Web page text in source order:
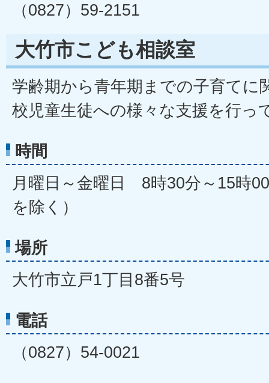
（0827）59-2151
大竹市こども相談室
学齢期から青年期までの子育てに
校児童生徒への様々な支援を行っ
時間
月曜日～金曜日 8時30分～15時
を除く）
場所
大竹市立戸1丁目8番5号
電話
（0827）54-0021